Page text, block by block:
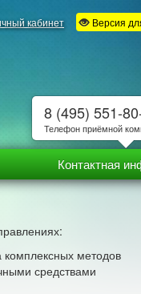
кабинет Версия
Контактная
комплексных методов
средствами
8 (495) 551-
Телефон приёмной